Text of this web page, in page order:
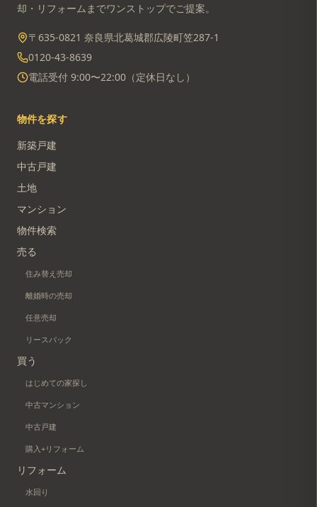
却・リフォームまでワンストップでご提案。
〒635-0821 奈良県北葛城郡広陵町笠287-1
0120-43-8639
電話受付 9:00〜22:00（定休日なし）
物件を探す
新築戸建
中古戸建
土地
マンション
物件検索
売る
住み替え売却
離婚時の売却
任意売却
リースバック
買う
はじめての家探し
中古マンション
中古戸建
購入+リフォーム
リフォーム
水回り